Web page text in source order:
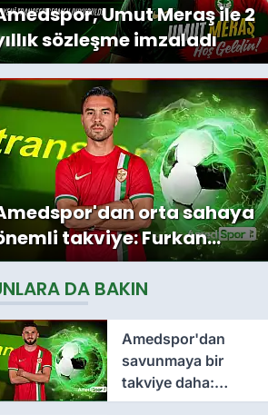
Umut Meraş ile 2
sözleşme imzaladı
orta sahaya
takviye: Furkan
ile sözleşme
DA BAKIN
Amedspor'dan
savunmaya bir
takviye daha:
Lumbardh Dellova ile